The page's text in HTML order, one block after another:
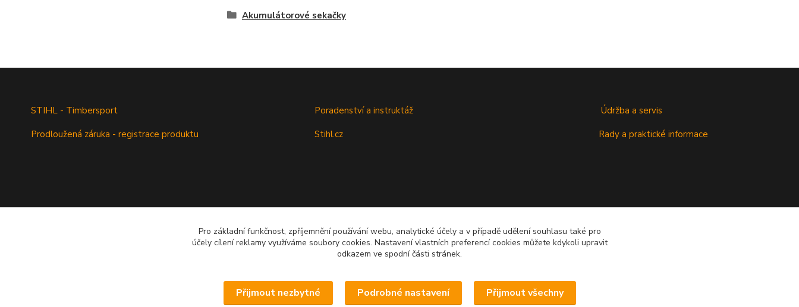
Akumulátorové sekačky
STIHL - Timbersport
Prodloužená záruka - registrace produktu
Poradenství a instruktáž
Stihl.cz
Údržba a servis
Rady a praktické informace
Upravit sběr cookies.
Pro základní funkčnost, zpříjemnění používání webu, analytické účely a v případě udělení souhlasu také pro
účely cílení reklamy využíváme soubory cookies. Nastavení vlastních preferencí cookies můžete kdykoli upravit
odkazem ve spodní části stránek.
Přijmout nezbytné Podrobné nastavení Přijmout všechny